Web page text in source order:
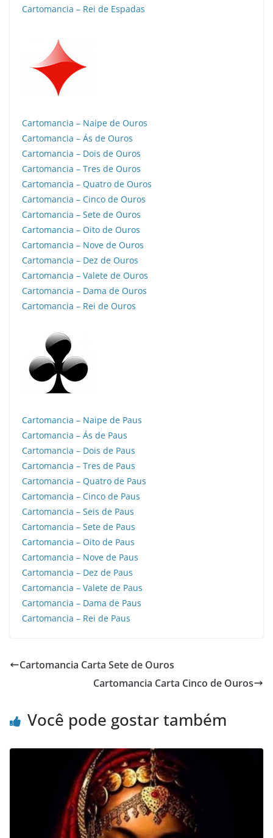
Cartomancia – Rei de Espadas
Cartomancia – Naipe de Ouros
Cartomancia – Ás de Ouros
Cartomancia – Dois de Ouros
Cartomancia – Tres de Ouros
Cartomancia – Quatro de Ouros
Cartomancia – Cinco de Ouros
Cartomancia – Sete de Ouros
Cartomancia – Oito de Ouros
Cartomancia – Nove de Ouros
Cartomancia – Dez de Ouros
Cartomancia – Valete de Ouros
Cartomancia – Dama de Ouros
Cartomancia – Rei de Ouros
Cartomancia – Naipe de Paus
Cartomancia – Ás de Paus
Cartomancia – Dois de Paus
Cartomancia – Tres de Paus
Cartomancia – Quatro de Paus
Cartomancia – Cinco de Paus
Cartomancia – Seis de Paus
Cartomancia – Sete de Paus
Cartomancia – Oito de Paus
Cartomancia – Nove de Paus
Cartomancia – Dez de Paus
Cartomancia – Valete de Paus
Cartomancia – Dama de Paus
Cartomancia – Rei de Paus
Cartomancia Carta Sete de Ouros
Cartomancia Carta Cinco de Ouros
Você pode gostar também